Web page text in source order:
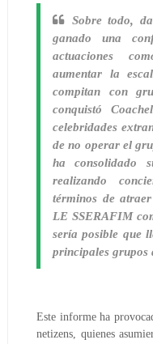
Sobre todo,
ganado una
actuaciones
aumentar la
compitan con
conquistó
celebridades
de no operar el
ha consolidado
realizando
términos de
LE SSERAFIM
sería posible que
principales grupos
Este informe ha
netizens, quienes